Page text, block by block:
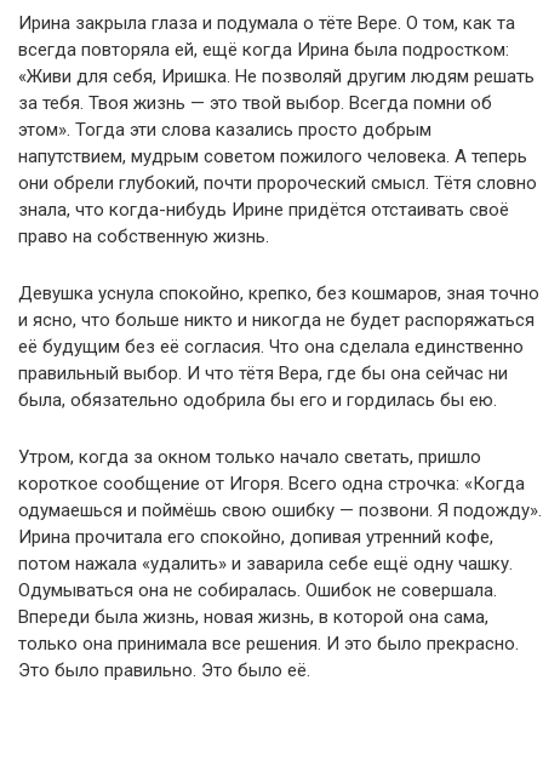
Ирина закрыла глаза и подумала о тёте Вере. О том, как та
всегда повторяла ей, ещё когда Ирина была подростком:
«Живи для себя, Иришка. Не позволяй другим людям решать
за тебя. Твоя жизнь — это твой выбор. Всегда помни об
этом». Тогда эти слова казались просто добрым
напутствием, мудрым советом пожилого человека. А теперь
они обрели глубокий, почти пророческий смысл. Тётя словно
знала, что когда-нибудь Ирине придётся отстаивать своё
право на собственную жизнь.
Девушка уснула спокойно, крепко, без кошмаров, зная точно
и ясно, что больше никто и никогда не будет распоряжаться
её будущим без её согласия. Что она сделала единственно
правильный выбор. И что тётя Вера, где бы она сейчас ни
была, обязательно одобрила бы его и гордилась бы ею.
Утром, когда за окном только начало светать, пришло
короткое сообщение от Игоря. Всего одна строчка: «Когда
одумаешься и поймёшь свою ошибку — позвони. Я подожду».
Ирина прочитала его спокойно, допивая утренний кофе,
потом нажала «удалить» и заварила себе ещё одну чашку.
Одумываться она не собиралась. Ошибок не совершала.
Впереди была жизнь, новая жизнь, в которой она сама,
только она принимала все решения. И это было прекрасно.
Это было правильно. Это было её.